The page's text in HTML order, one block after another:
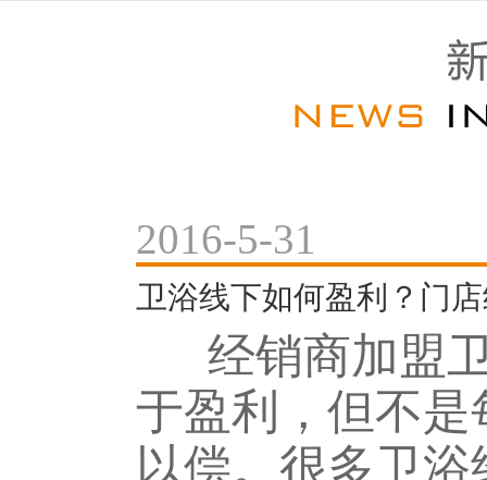
2016-5-31
卫浴线下如何盈利？门
经销商加盟卫
于盈利，但不
以偿。很多卫